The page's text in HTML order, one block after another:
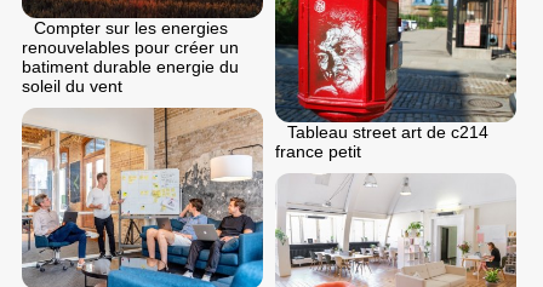
Compter sur les energies
renouvelables pour créer un
batiment durable energie du
soleil du vent
Tableau street art de c214
france petit